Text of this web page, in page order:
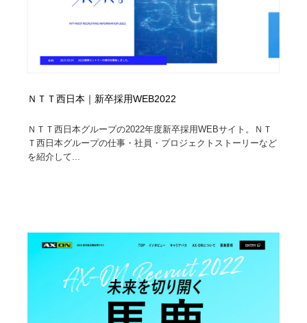
ＮＴＴ西日本｜新卒採用WEB2022
ＮＴＴ西日本グループの2022年度新卒採用WEBサイト。ＮＴ
Ｔ西日本グループの仕事・社員・プロジェクトストーリーなど
を紹介して...